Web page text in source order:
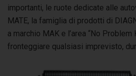
importanti, le ruote dedicate alle
MATE, la famiglia di prodotti di
a marchio MAK e l’area “No
fronteggiare qualsiasi imprevisto,